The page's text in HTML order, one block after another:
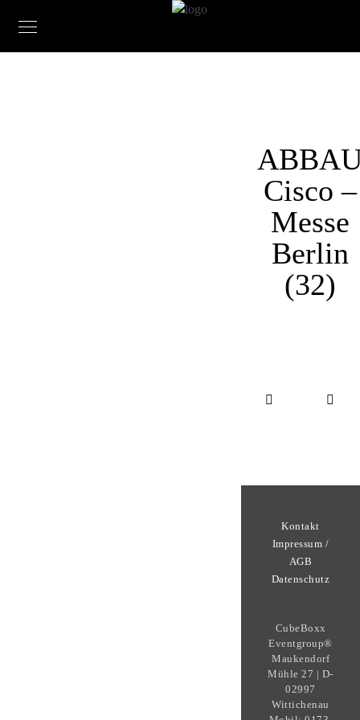
Cisco –
Messe
Berlin
(32)
Kontakt
Impressum /
AGB
Datenschutz
CubeBoxx
Eventgroup®
Maukendorf
Mühle 27 | D-
02997
Wittichenau